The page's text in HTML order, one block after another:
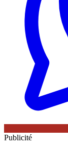
Publicité